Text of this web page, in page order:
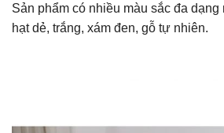
Sản phẩm có nhiều màu sắc đa dạng
hạt dẻ, trắng, xám đen, gỗ tự nhiên.